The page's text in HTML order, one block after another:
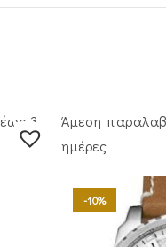
3
Άμεση
ημέρες
-10%